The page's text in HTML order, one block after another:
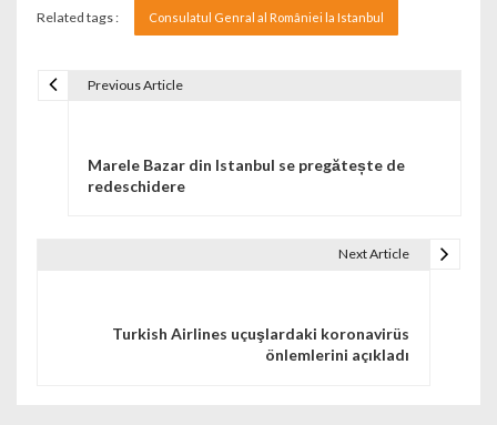
Related tags : Consulatul Genral al României la Istanbul
Previous Article
Marele Bazar din Istanbul se pregătește de
redeschidere
Next Article
Turkish Airlines uçuşlardaki koronavirüs
önlemlerini açıkladı